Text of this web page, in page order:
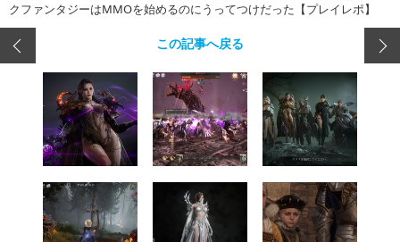
クファンタジーはMMOを始めるのにうってつけだった【プレイレポ】
この記事へ戻る